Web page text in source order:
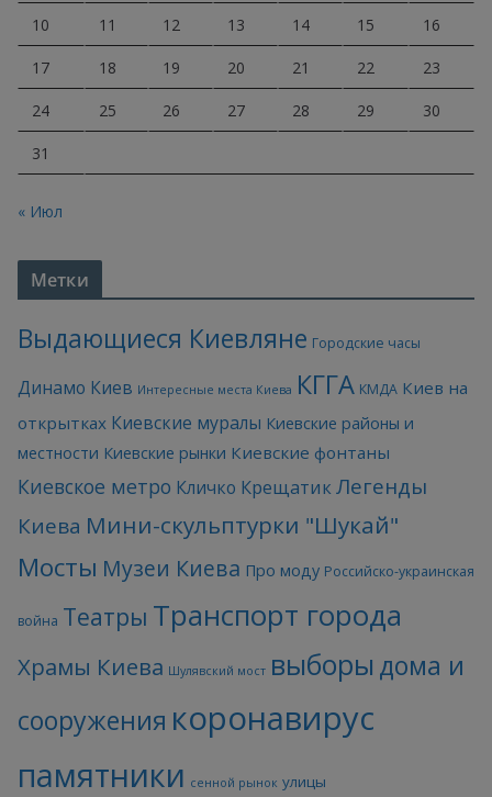
10 11 12 13 14 15 16
17 18 19 20 21 22 23
24 25 26 27 28 29 30
31
« Июл
Метки
Выдающиеся Киевляне Городские часы
Динамо Киев Интересные места Киева КГГА КМДА Киев на
открытках Киевские муралы Киевские районы и
местности Киевские рынки Киевские фонтаны
Киевское метро Кличко КрещатикЛегенды
Киева Мини-скульптурки "Шукай"
Мосты Музеи Киева Про моду Российско-украинская
война Театры Транспорт города
Храмы Киева Шулявский мост выборы дома и
сооружения коронавирус
памятники сенной рынок улицы